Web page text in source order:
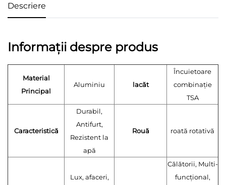
Descriere
Informații despre produs
Material
Principal
Aluminiu lacăt
Încuietoare
combinație
TSA
Caracteristică
Durabil,
Antifurt,
Rezistent la
apă
Rouă roată rotativă
Lux, afaceri,
Călătorii, Multi-
funcțional,